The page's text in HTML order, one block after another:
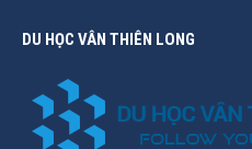
DU HỌC VÂN THIÊN LONG